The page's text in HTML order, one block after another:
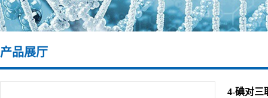
产品展厅
4-碘对三